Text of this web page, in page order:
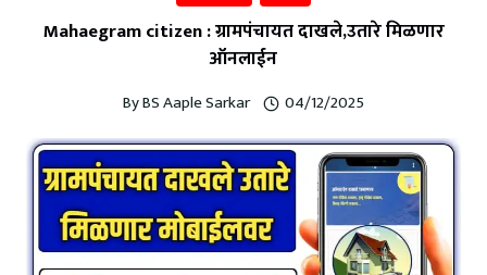
Mahaegram citizen : ग्रामपंचायत दाखले,उतारे मिळणार
ऑनलाईन
ByBS Aaple Sarkar 04/12/2025